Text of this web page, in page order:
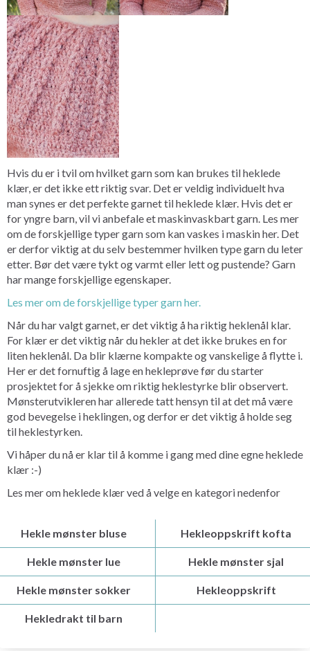
Hvis du er i tvil om hvilket garn som kan brukes til heklede
klær, er det ikke ett riktig svar. Det er veldig individuelt hva
man synes er det perfekte garnet til heklede klær. Hvis det er
for yngre barn, vil vi anbefale et maskinvaskbart garn. Les mer
om de forskjellige typer garn som kan vaskes i maskin her. Det
er derfor viktig at du selv bestemmer hvilken type garn du leter
etter. Bør det være tykt og varmt eller lett og pustende? Garn
har mange forskjellige egenskaper.
Les mer om de forskjellige typer garn her.
Når du har valgt garnet, er det viktig å ha riktig heklenål klar.
For klær er det viktig når du hekler at det ikke brukes en for
liten heklenål. Da blir klærne kompakte og vanskelige å flytte i.
Her er det fornuftig å lage en hekleprøve før du starter
prosjektet for å sjekke om riktig heklestyrke blir observert.
Mønsterutvikleren har allerede tatt hensyn til at det må være
god bevegelse i heklingen, og derfor er det viktig å holde seg
til heklestyrken.
Vi håper du nå er klar til å komme i gang med dine egne heklede
klær :-)
Les mer om heklede klær ved å velge en kategori nedenfor
Hekle mønster bluse Hekleoppskrift kofta
Hekle mønster lue Hekle mønster sjal
Hekle mønster sokker Hekleoppskrift
Hekledrakt til barn